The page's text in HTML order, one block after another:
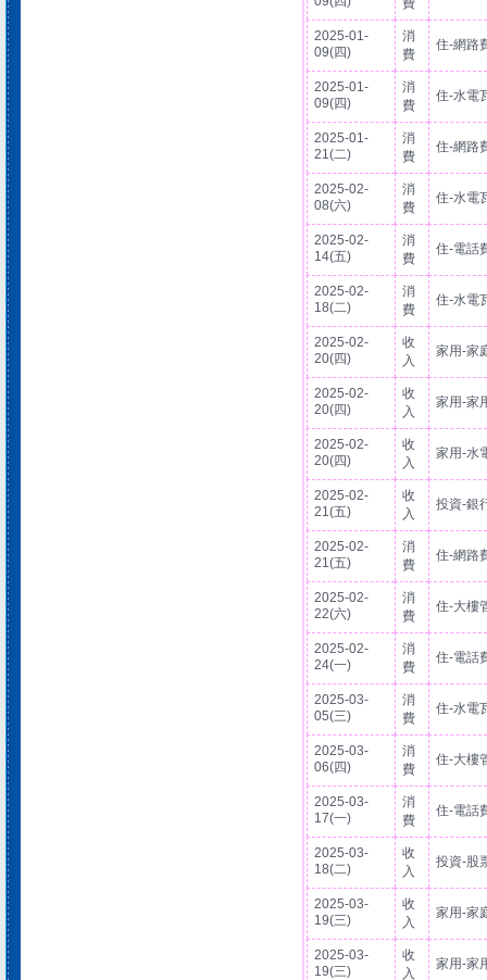
費
2025-01-
09(四)
消
費
住-網路
2025-01-
09(四)
消
費
住-水電
2025-01-
21(二)
消
費
住-網路
2025-02-
08(六)
消
費
住-水電
2025-02-
14(五)
消
費
住-電話
2025-02-
18(二)
消
費
住-水電
2025-02-
20(四)
收
入
家用-家
2025-02-
20(四)
收
入
家用-家
2025-02-
20(四)
收
入
家用-水
2025-02-
21(五)
收
入
投資-銀
2025-02-
21(五)
消
費
住-網路
2025-02-
22(六)
消
費
住-大樓
2025-02-
24(一)
消
費
住-電話
2025-03-
05(三)
消
費
住-水電
2025-03-
06(四)
消
費
住-大樓
2025-03-
17(一)
消
費
住-電話
2025-03-
18(二)
收
入
投資-股
2025-03-
19(三)
收
入
家用-家
2025-03-
19(三)
收
入
家用-家